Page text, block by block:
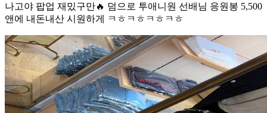
나고야 팝업 재밌구만🔥 덤으로 투애니원 선배님 응원봉 5,500
앤에 내돈내산 시원하게 ㅋㅎㅋㅎㅋㅎㅋㅎ